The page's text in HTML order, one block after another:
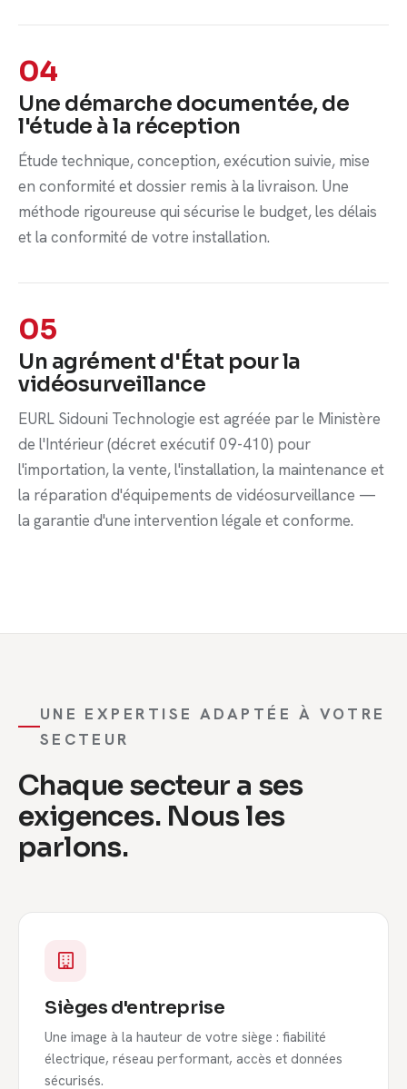
04
Une démarche documentée, de
l'étude à la réception
Étude technique, conception, exécution suivie, mise
en conformité et dossier remis à la livraison. Une
méthode rigoureuse qui sécurise le budget, les délais
et la conformité de votre installation.
05
Un agrément d'État pour la
vidéosurveillance
EURL Sidouni Technologie est agréée par le Ministère
de l'Intérieur (décret exécutif 09-410) pour
l'importation, la vente, l'installation, la maintenance et
la réparation d'équipements de vidéosurveillance —
la garantie d'une intervention légale et conforme.
UNE EXPERTISE ADAPTÉE À VOTRE
SECTEUR
Chaque secteur a ses
exigences. Nous les
parlons.
Sièges d'entreprise
Une image à la hauteur de votre siège : fiabilité
électrique, réseau performant, accès et données
sécurisés.